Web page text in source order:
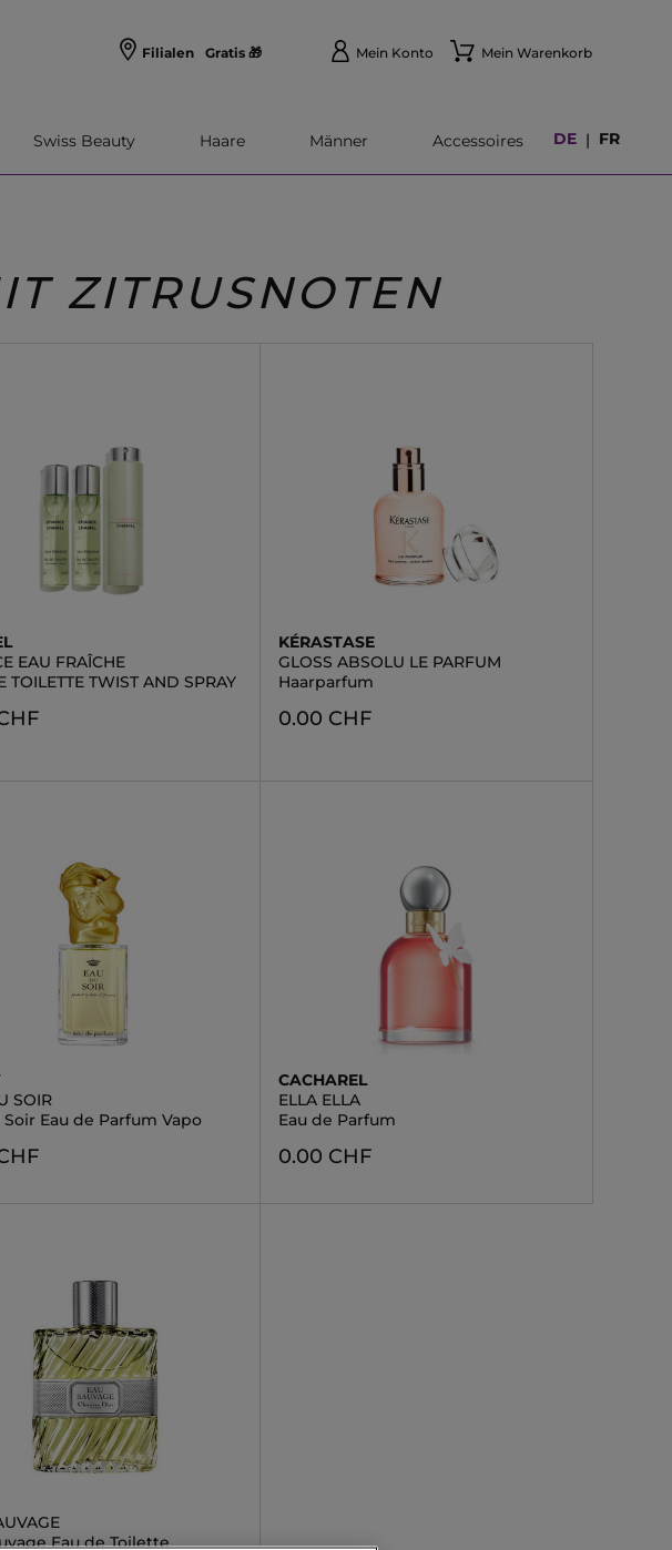
Filialen Gratis 🎁 Mein Konto Mein Warenkorb
DE | FR
Swiss Beauty Haare Männer Accessoires
ZITRUSNOTEN
EAU FRAÎCHE
TOILETTE TWIST AND SPRAY
KÉRASTASE
GLOSS ABSOLU LE PARFUM
Haarparfum
0.00 CHF
SOIR
Soir Eau de Parfum Vapo
CACHAREL
ELLA ELLA
Eau de Parfum
0.00 CHF
Eau de Toilette